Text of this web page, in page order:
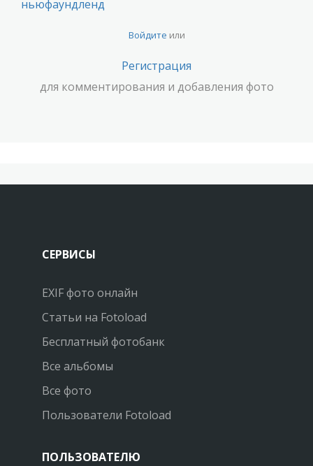
ньюфаундленд
Войдите или
Регистрация
для комментирования и добавления фото
СЕРВИСЫ
EXIF фото онлайн
Статьи на Fotoload
Бесплатный фотобанк
Все альбомы
Все фото
Пользователи Fotoload
ПОЛЬЗОВАТЕЛЮ